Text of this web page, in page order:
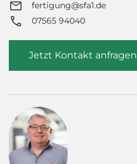
fertigung@sfa1.de
07565 94040
Jetzt Kontakt anfragen